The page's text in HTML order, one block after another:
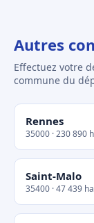
Autres
Effectuez votre
commune du
Rennes
35000 · 230 890
Saint-Malo
35400 · 47 439